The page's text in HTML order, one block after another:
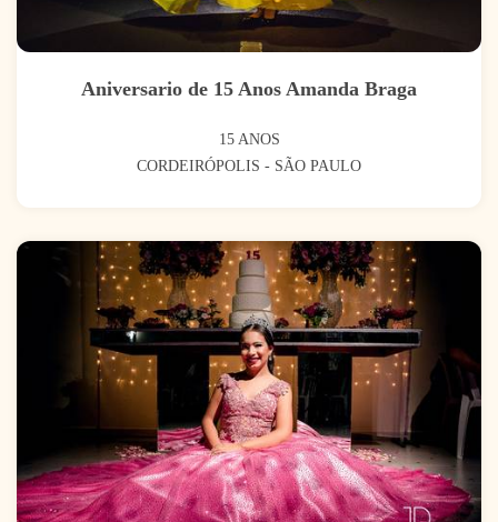
Aniversario de 15 Anos Amanda Braga
15 ANOS
CORDEIRÓPOLIS - SÃO PAULO